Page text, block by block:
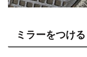
ミラーをつける